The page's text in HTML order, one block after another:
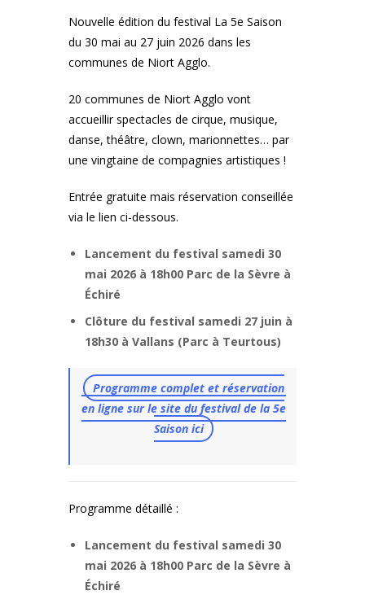
Nouvelle édition du festival La 5e Saison
du 30 mai au 27 juin 2026 dans les
communes de Niort Agglo.
20 communes de Niort Agglo vont
accueillir spectacles de cirque, musique,
danse, théâtre, clown, marionnettes… par
une vingtaine de compagnies artistiques !
Entrée gratuite mais réservation conseillée
via le lien ci-dessous.
Lancement du festival samedi 30
mai 2026 à 18h00 Parc de la Sèvre à
Échiré
Clôture du festival samedi 27 juin à
18h30 à Vallans (Parc à Teurtous)
Programme complet et réservation
en ligne sur le site du festival de la 5e
Saison ici
Programme détaillé :
Lancement du festival samedi 30
mai 2026 à 18h00 Parc de la Sèvre à
Échiré